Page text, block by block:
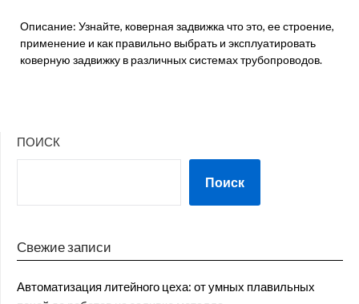
Описание: Узнайте, коверная задвижка что это, ее строение,
применение и как правильно выбрать и эксплуатировать
коверную задвижку в различных системах трубопроводов.
ПОИСК
Поиск
Свежие записи
Автоматизация литейного цеха: от умных плавильных